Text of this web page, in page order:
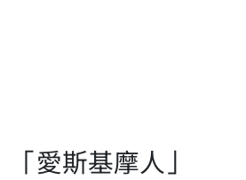
「愛斯基摩人」